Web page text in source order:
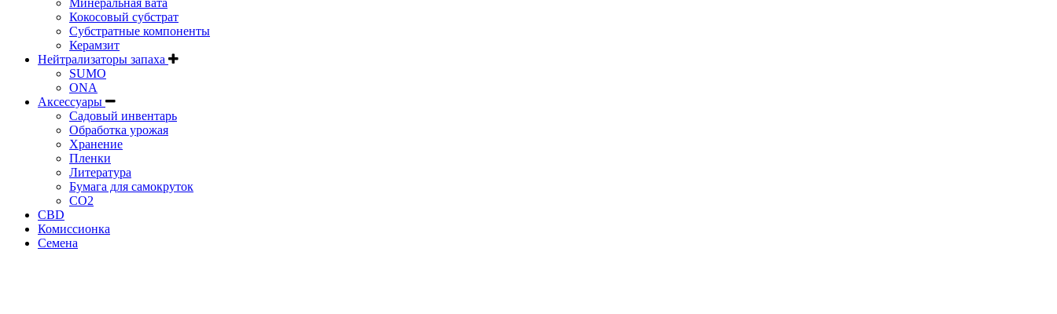
Минеральная вата
Кокосовый субстрат
Субстратные компоненты
Керамзит
Нейтрализаторы запаха
SUMO
ONA
Аксессуары
Садовый инвентарь
Обработка урожая
Хранение
Пленки
Литература
Бумага для самокруток
CO2
CBD
Комисcионка
Семена